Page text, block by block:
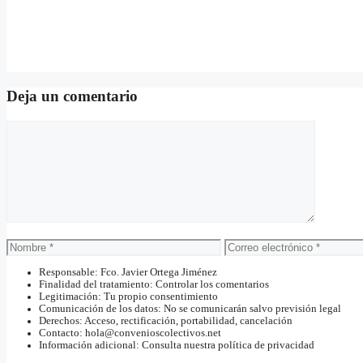
Deja un comentario
Nombre
Correo
electrónico
Responsable: Fco. Javier Ortega Jiménez
Finalidad del tratamiento: Controlar los comentarios
Legitimación: Tu propio consentimiento
Comunicación de los datos: No se comunicarán salvo previsión legal
Derechos: Acceso, rectificación, portabilidad, cancelación
Contacto: hola@convenioscolectivos.net
Información adicional: Consulta nuestra política de privacidad